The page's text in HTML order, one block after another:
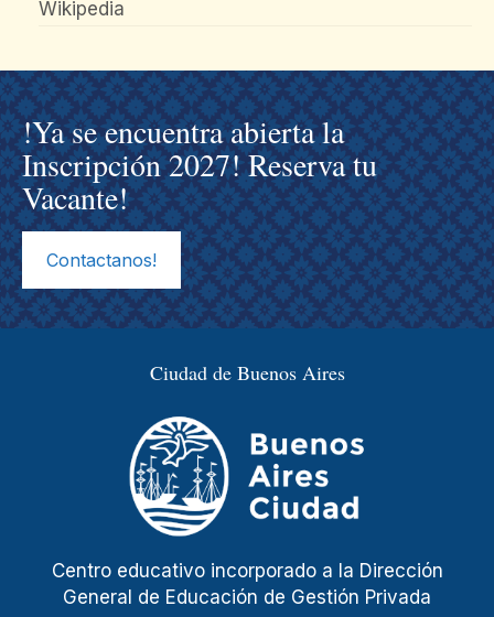
Wikipedia
!Ya se encuentra abierta la
Inscripción 2027! Reserva tu
Vacante!
Contactanos!
Ciudad de Buenos Aires
Centro educativo incorporado a la Dirección
General de Educación de Gestión Privada